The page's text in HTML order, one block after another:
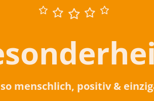
menschlich, positiv &